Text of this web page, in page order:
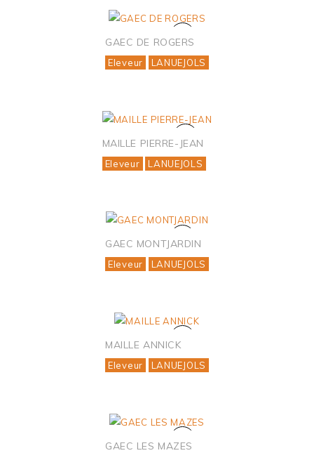
GAEC DE ROGERS
Eleveur LANUEJOLS
MAILLE PIERRE-JEAN
Eleveur LANUEJOLS
GAEC MONTJARDIN
Eleveur LANUEJOLS
MAILLE ANNICK
Eleveur LANUEJOLS
GAEC LES MAZES